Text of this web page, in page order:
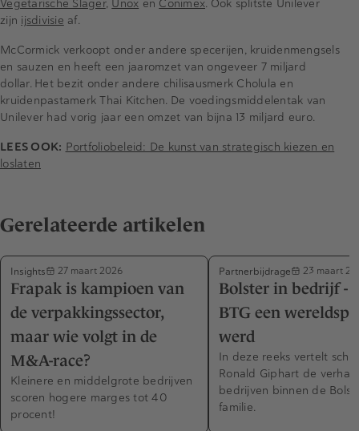
Vegetarische Slager, Unox en Conimex. Ook splitste Unilever
zijn ijsdivisie af.
McCormick verkoopt onder andere specerijen, kruidenmengsels
en sauzen en heeft een jaaromzet van ongeveer 7 miljard
dollar. Het bezit onder andere chilisausmerk Cholula en
kruidenpastamerk Thai Kitchen. De voedingsmiddelentak van
Unilever had vorig jaar een omzet van bijna 13 miljard euro.
LEES OOK: Portfoliobeleid: De kunst van strategisch kiezen en
loslaten
Gerelateerde artikelen
Insights 27 maart 2026
Frapak is kampioen van
de verpakkingssector,
maar wie volgt in de
M&A-race?
Kleinere en middelgrote bedrijven
scoren hogere marges tot 40
procent!
Partnerbijdrage 23 maart
Bolster in bedrijf -
BTG een
werd
In deze reeks vertelt
Ronald Giphart de
bedrijven binnen de
familie.